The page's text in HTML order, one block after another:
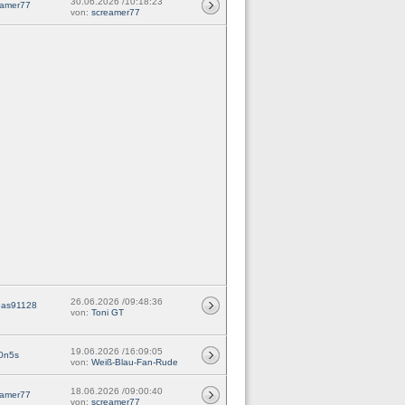
von: screamer77
26.06.2026 /09:48:36
von: Toni GT
19.06.2026 /16:09:05
von: Weiß-Blau-Fan-Rude
18.06.2026 /09:00:40
von: screamer77